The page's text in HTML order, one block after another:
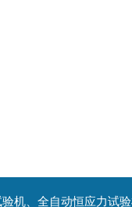
机、全自动恒应力试